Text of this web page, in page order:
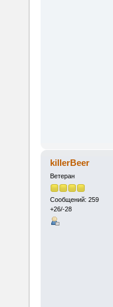
killerBeer
Ветеран
Сообщений: 259
+26/-28